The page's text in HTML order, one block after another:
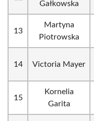
Gałkowska
13
Martyna
Piotrowska
14 Victoria Mayer
15
Kornelia
Garita